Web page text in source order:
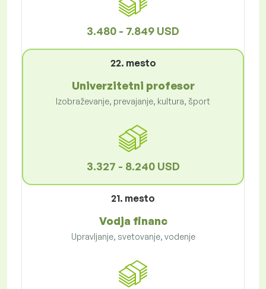
3.480 - 7.849 USD
22. mesto
Univerzitetni profesor
Izobraževanje, prevajanje, kultura, šport
3.327 - 8.240 USD
21. mesto
Vodja financ
Upravljanje, svetovanje, vodenje